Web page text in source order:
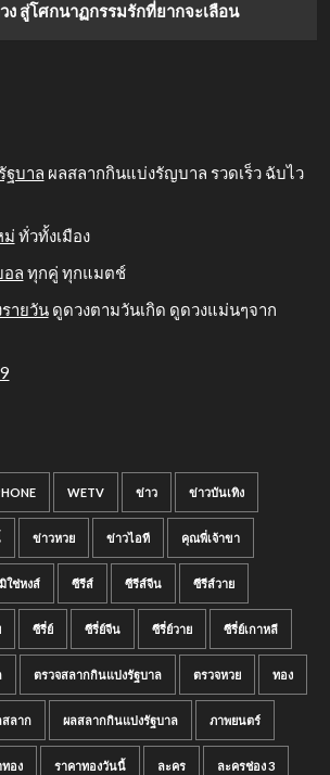
ง สู่โศกนาฏกรรมรักที่ยากจะเลือน
ฐบาล ผลสลากกินแบ่งรัญบาล รวดเร็ว ฉับไว
ม่ ทั่วทั้งเมือง
อล ทุกคู่ ทุกแมตช์
ายวันดูดวงตามวันเกิด ดูดวงแม่นๆจาก
WETV ข่าว ข่าวบันเทิง
ข่าวหวย ข่าวไอที คุณพี่เจ้าขา
ใช่หงส์ ซีรีส์ ซีรีส์จีน ซีรีส์วาย
ซีรี่ย์ ซีรี่ย์จีน ซีรี่ย์วาย ซีรี่ย์เกาหลี
ตรวจสลากกินแบ่งรัฐบาล ตรวจหวย ทอง
สลาก ผลสลากกินแบ่งรัฐบาล ภาพยนตร์
อง ราคาทองวันนี้ ละคร ละครช่อง 3